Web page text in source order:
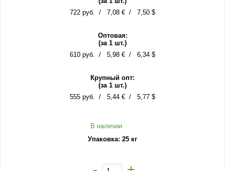
722 руб.
7,08 € 7,50 $
Оптовая:
(за 1 шт.)
610 руб.
5,98 € 6,34 $
Крупный опт:
(за 1 шт.)
555 руб.
5,44 € 5,77 $
В наличии
Упаковка: 25 кг